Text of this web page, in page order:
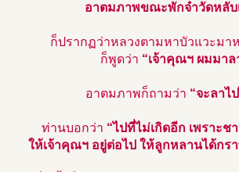
อาตมภาพขณะพักจำวัดหลับ
ก็ปรากฏว่าหลวงตามหาบัวแวะมา
ก็พูดว่า “เจ้าคุณฯ ผมมาล
อาตมภาพก็ถามว่า “จะลาไ
ท่านบอกว่า “ไปที่ไม่เกิดอีก เพราะช
ให้เจ้าคุณฯ อยู่ต่อไป ให้ลูกหลานได้กร